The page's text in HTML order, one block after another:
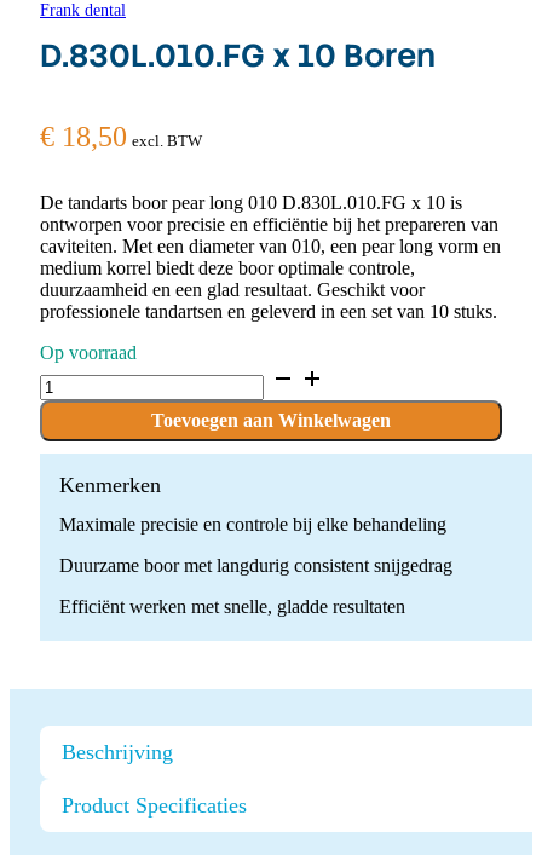
Frank dental
D.830L.010.FG x 10 Boren
€ 18,50 excl. BTW
De tandarts boor pear long 010 D.830L.010.FG x 10 is
ontworpen voor precisie en efficiëntie bij het prepareren van
caviteiten. Met een diameter van 010, een pear long vorm en
medium korrel biedt deze boor optimale controle,
duurzaamheid en een glad resultaat. Geschikt voor
professionele tandartsen en geleverd in een set van 10 stuks.
Op voorraad
D.830L.010.FG
x
Boren
quantity
Toevoegen aan Winkelwagen
Kenmerken
Maximale precisie en controle bij elke behandeling
Duurzame boor met langdurig consistent snijgedrag
Efficiënt werken met snelle, gladde resultaten
Beschrijving
Product Specificaties